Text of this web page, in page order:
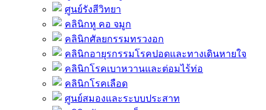
ศูนย์รังสีวิทยา
คลินิกหู คอ จมูก
คลินิกศัลยกรรมทรวงอก
คลินิกอายุรกรรมโรคปอดและทางเดินหายใจ
คลินิกโรคเบาหวานและต่อมไร้ท่อ
คลินิกโรคเลือด
ศูนย์สมองและระบบประสาท